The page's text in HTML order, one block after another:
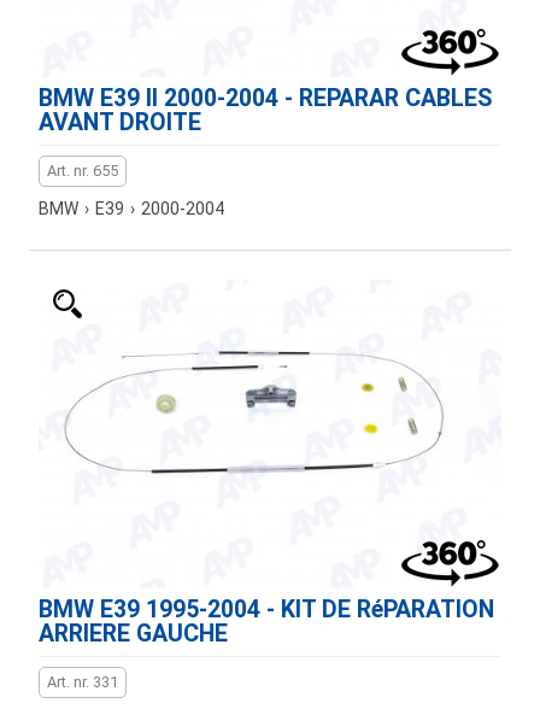
BMW E39 II 2000-2004 - REPARAR CABLES
AVANT DROITE
Art. nr. 655
BMW › E39 › 2000-2004
BMW E39 1995-2004 - KIT DE RéPARATION
ARRIERE GAUCHE
Art. nr. 331